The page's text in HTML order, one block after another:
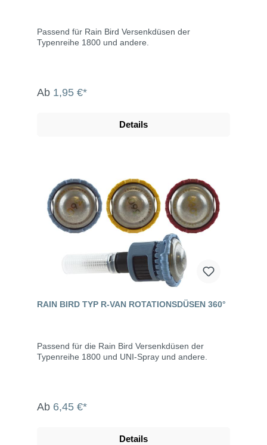
Passend für Rain Bird Versenkdüsen der
Typenreihe 1800 und andere.
Ab 1,95 €*
Details
RAIN BIRD TYP R-VAN ROTATIONSDÜSEN 360°
Passend für die Rain Bird Versenkdüsen der
Typenreihe 1800 und UNI-Spray und andere.
Ab 6,45 €*
Details